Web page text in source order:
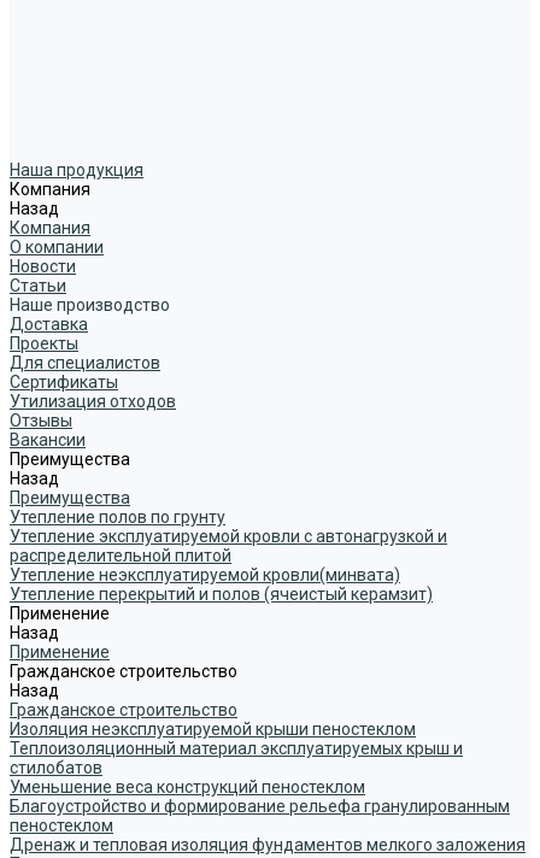
Наша продукция
Компания
Назад
Компания
О компании
Новости
Статьи
Наше производство
Доставка
Проекты
Для специалистов
Сертификаты
Утилизация отходов
Отзывы
Вакансии
Преимущества
Назад
Преимущества
Утепление полов по грунту
Утепление эксплуатируемой кровли с автонагрузкой и
распределительной плитой
Утепление неэксплуатируемой кровли(минвата)
Утепление перекрытий и полов (ячеистый керамзит)
Применение
Назад
Применение
Гражданское строительство
Назад
Гражданское строительство
Изоляция неэксплуатируемой крыши пеностеклом
Теплоизоляционный материал эксплуатируемых крыш и
стилобатов
Уменьшение веса конструкций пеностеклом
Благоустройство и формирование рельефа гранулированным
пеностеклом
Дренаж и тепловая изоляция фундаментов мелкого заложения